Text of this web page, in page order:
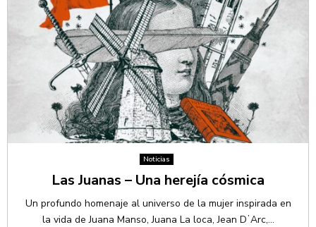
Noticias
Las Juanas – Una herejía cósmica
Un profundo homenaje al universo de la mujer inspirada en
la vida de Juana Manso, Juana La loca, Jean DʼArc,...